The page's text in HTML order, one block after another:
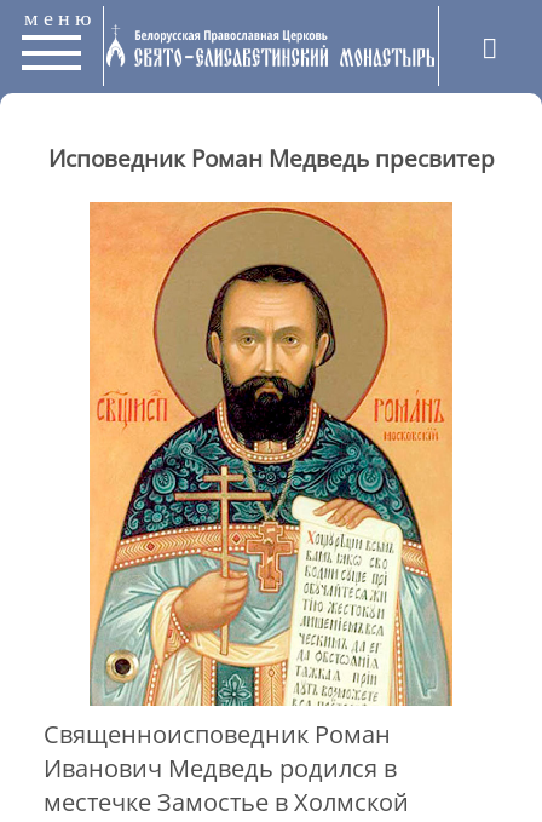
меню
Исповедник Роман Медведь пресвитер
Священноисповедник Роман
Иванович Медведь родился в
местечке Замостье в Холмской